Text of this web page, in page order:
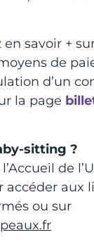
savoir +
de
d’un
la page
sitting ?
de
accéder aux
ou sur